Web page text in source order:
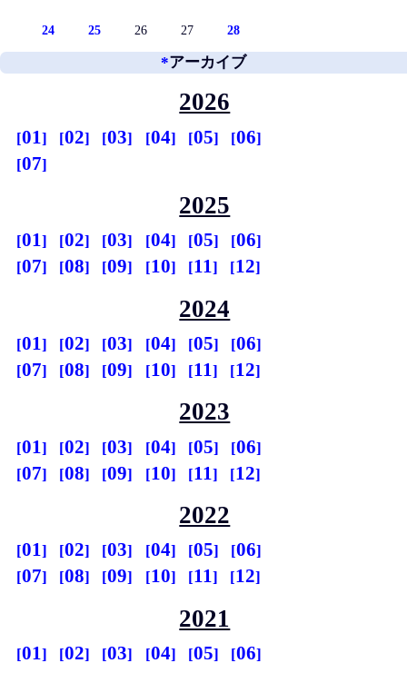
24 25 26 27 28
*アーカイブ
2026
01 02 03 04 05
06
07
2025
01 02 03 04 05
06
07
08 09 10 11 12
2024
01 02 03 04 05
06
07
08 09 10 11 12
2023
01 02 03 04 05
06
07
08 09 10 11 12
2022
01 02 03 04 05
06
07
08 09 10 11 12
2021
01 02 03 04 05
06